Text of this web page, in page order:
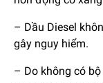
– Dầu Diesel
gây nguy hiểm.
– Do không có